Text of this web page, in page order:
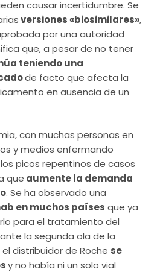
causar incertidumbre. Se
versiones «biosimilares»,
por una autoridad
que, a pesar de no tener
teniendo una
de facto que afecta la
en ausencia de un
con muchas personas en
y medios enfermando
picos repentinos de casos
que aumente la demanda
. Se ha observado una
en muchos países que ya
para el tratamiento del
la segunda ola de la
distribuidor de Roche se
y no había ni un solo vial